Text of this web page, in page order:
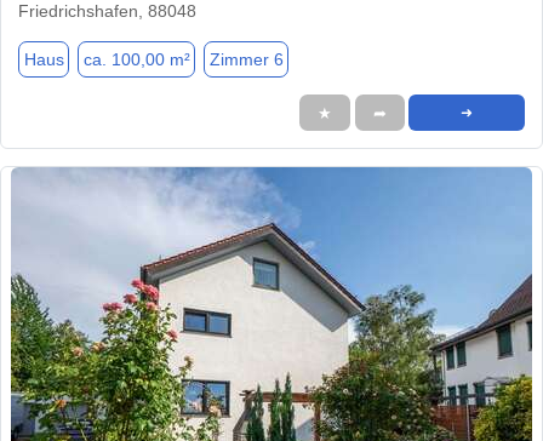
Friedrichshafen, 88048
Haus ca. 100,00 m² Zimmer 6
★ ➦ ➜